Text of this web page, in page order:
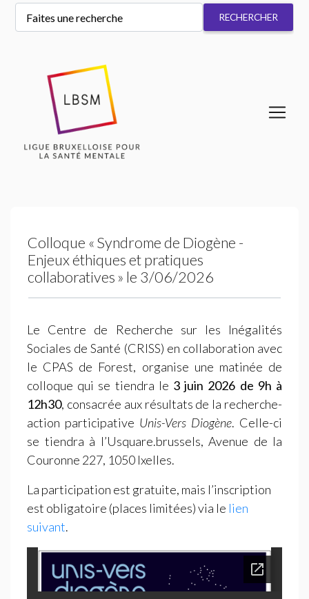
Colloque «Syndrome de Diogène -
Enjeux éthiques et pratiques
collaboratives » le 3/06/2026
Le Centre de Recherche sur les Inégalités
Sociales de Santé (CRISS) en collaboration avec
le CPAS de Forest, organise une matinée de
colloque qui se tiendra le 3 juin 2026 de 9h à
12h30, consacrée aux résultats de la recherche-
action participative Unis-Vers Diogène. Celle-ci
se tiendra à l’Usquare.brussels, Avenue de la
Couronne 227, 1050 Ixelles.
La participation est gratuite, mais l’inscription
est obligatoire (places limitées) via le lien
suivant.